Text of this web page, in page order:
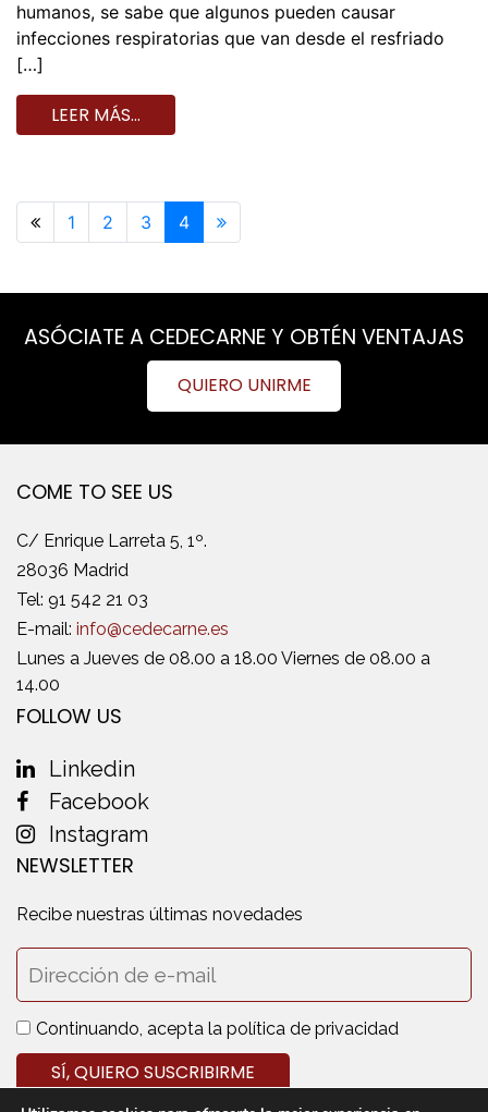
humanos, se sabe que algunos pueden causar
infecciones respiratorias que van desde el resfriado
[…]
LEER MÁS…
Previous page
1 2 3 4
ASÓCIATE A CEDECARNE Y OBTÉN VENTAJAS
QUIERO UNIRME
COME TO SEE US
C/ Enrique Larreta 5, 1º.
28036 Madrid
Tel: 91 542 21 03
E-mail: info@cedecarne.es
Lunes a Jueves de 08.00 a 18.00 Viernes de 08.00 a
14.00
FOLLOW US
Linkedin
Facebook
Instagram
NEWSLETTER
Recibe nuestras últimas novedades
Continuando, acepta la política de privacidad